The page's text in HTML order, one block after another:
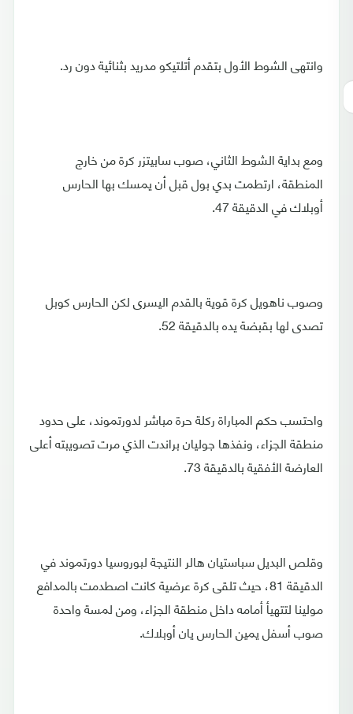
وانتهى الشوط الأول بتقدم أتلتيكو مدريد بثنائية دون رد.
ومع بداية الشوط الثاني، صوب سابيتزر كرة من خارج
المنطقة، ارتطمت بدي بول قبل أن يمسك بها الحارس
أوبلاك في الدقيقة 47.
وصوب ناهويل كرة قوية بالقدم اليسرى لكن الحارس كوبل
تصدى لها بقبضة يده بالدقيقة 52.
واحتسب حكم المباراة ركلة حرة مباشر لدورتموند، على حدود
منطقة الجزاء، ونفذها جوليان براندت الذي مرت تصويبته أعلى
العارضة الأفقية بالدقيقة 73.
وقلص البديل سباستيان هالر النتيجة لبوروسيا دورتموند في
الدقيقة 81، حيث تلقى كرة عرضية كانت اصطدمت بالمدافع
مولينا لتتهيأ أمامه داخل منطقة الجزاء، ومن لمسة واحدة
صوب أسفل يمين الحارس يان أوبلاك.